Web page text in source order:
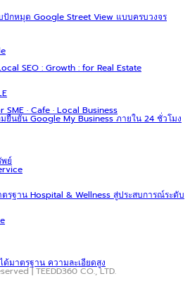
ปักหมุด Google Street View แบบครบวงจร
SEO : Growth : for Real Estate
· Cafe · Local Business
นยัน Google My Business ภายใน 24 ชั่วโมง
ย์
รฐาน Hospital & Wellness สู่ประสบการณ์ระดับ
มาตรฐาน ความละเอียดสูง
| TEEDD360 CO., LTD.